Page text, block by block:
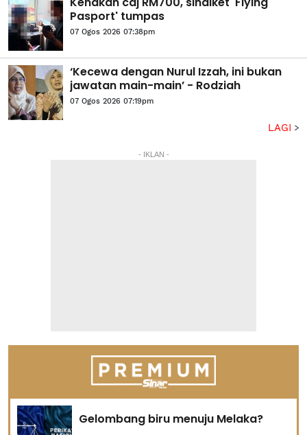
Pasport' tumpas
07 Ogos 2026 07:38pm
‘Kecewa dengan Nurul Izzah, ini bukan
jawatan main-main’ - Rodziah
07 Ogos 2026 07:19pm
LAGI
- IKLAN -
Gelombang biru menuju Melaka?